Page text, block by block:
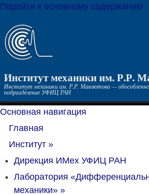
Перейти к основному содержанию
Институт механики им. Р.Р.
Институт механики им. Р.Р. Мавлютова —
подразделение УФИЦ РАН
Основная навигация
Главная
Институт »
Дирекция ИМех УФИЦ РАН
Лаборатория
механики» »